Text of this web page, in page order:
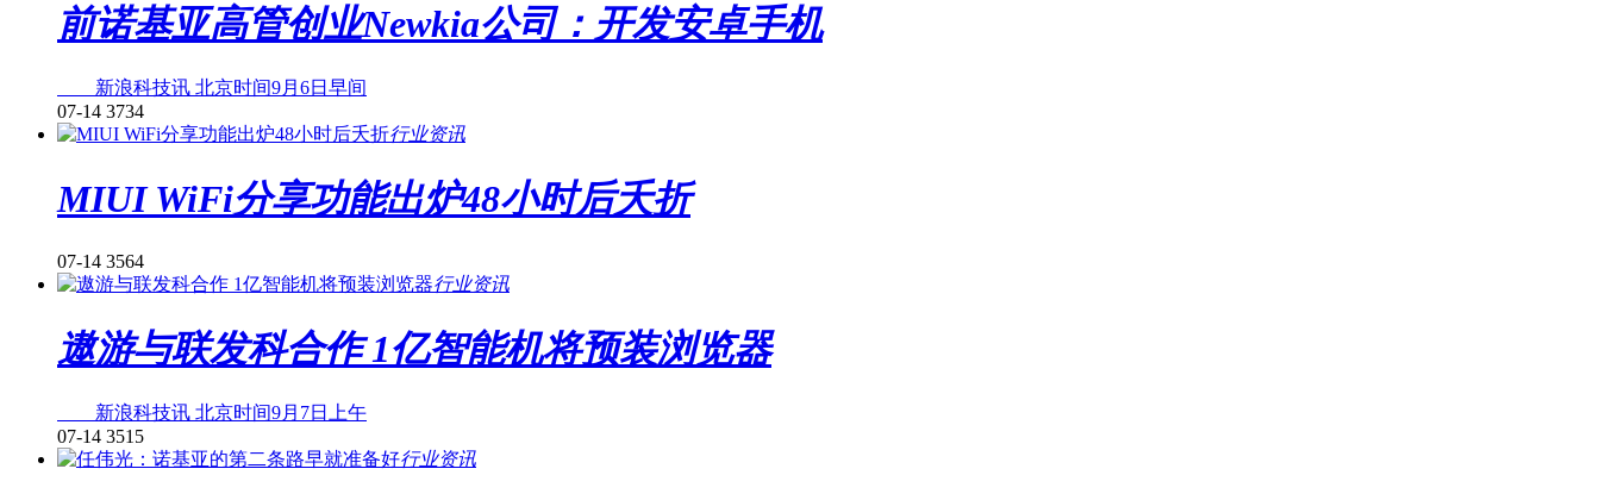
前诺基亚高管创业Newkia公司：开发安卓手机
新浪科技讯 北京时间9月6日早间
07-14 3734
行业资讯
MIUI WiFi分享功能出炉48小时后夭折
07-14 3564
行业资讯
遨游与联发科合作 1亿智能机将预装浏览器
新浪科技讯 北京时间9月7日上午
07-14 3515
行业资讯